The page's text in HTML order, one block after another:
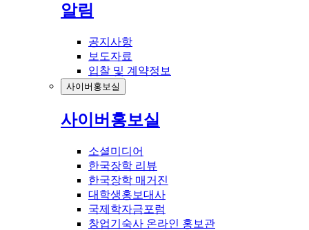
알림
공지사항
보도자료
입찰 및 계약정보
사이버홍보실
사이버홍보실
소셜미디어
한국장학 리뷰
한국장학 매거진
대학생홍보대사
국제학자금포럼
창업기숙사 온라인 홍보관